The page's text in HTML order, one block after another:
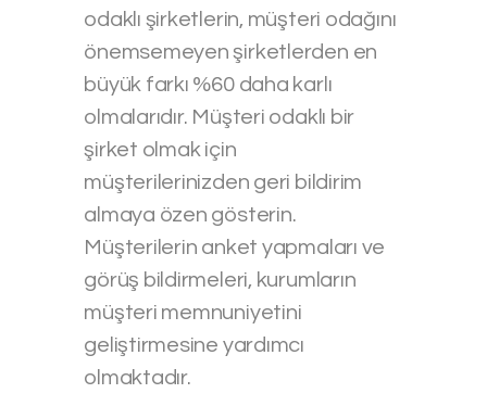
odaklı şirketlerin, müşteri odağını
önemsemeyen şirketlerden en
büyük farkı %60 daha karlı
olmalarıdır. Müşteri odaklı bir
şirket olmak için
müşterilerinizden geri bildirim
almaya özen gösterin.
Müşterilerin anket yapmaları ve
görüş bildirmeleri, kurumların
müşteri memnuniyetini
geliştirmesine yardımcı
olmaktadır.